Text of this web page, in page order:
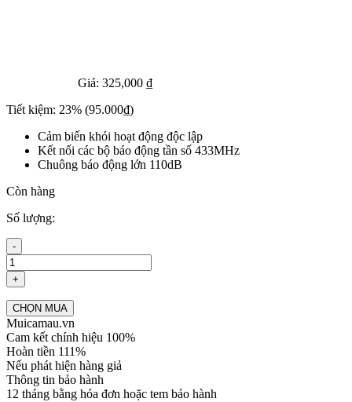
Giá: 325,000 ₫
Tiết kiệm: 23% (95.000₫)
Cảm biến khói hoạt động độc lập
Kết nối các bộ báo động tần số 433MHz
Chuông báo động lớn 110dB
Còn hàng
Số lượng:
-
+
CHỌN MUA
Muicamau.vn
Cam kết chính hiệu 100%
Hoàn tiền 111%
Nếu phát hiện hàng giả
Thông tin bảo hành
12 tháng bằng hóa đơn hoặc tem bảo hành